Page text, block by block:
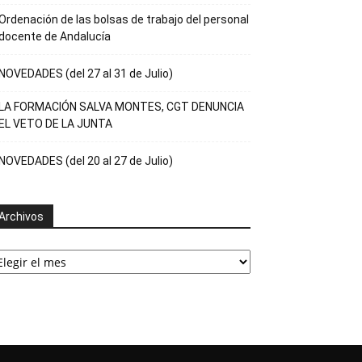
de las bolsas de trabajo del personal
de Andalucía
(del 27 al 31 de Julio)
FORMACIÓN SALVA MONTES, CGT DENUNCIA
VETO DE LA JUNTA
(del 20 al 27 de Julio)